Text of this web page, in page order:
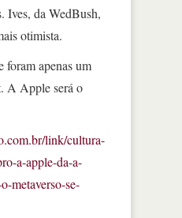
Ives, da WedBush,
otimista.
foram apenas um
A Apple será o
link/cultura-
a-apple-da-a-
metaverso-se-